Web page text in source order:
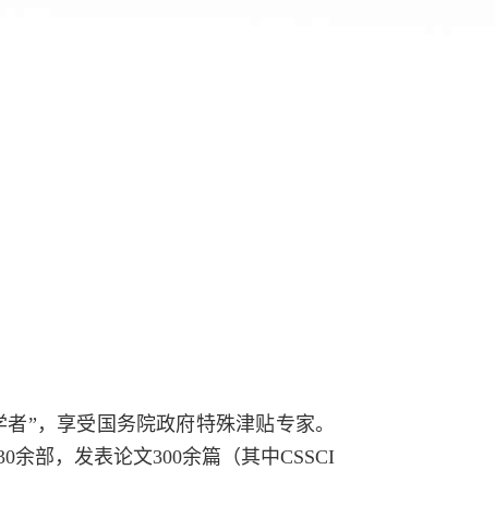
”，享受国务院政府特殊津贴专家。
部，发表论文300余篇（其中CSSCI